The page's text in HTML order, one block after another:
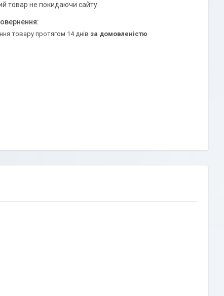
товар не покидаючи сайту.
товару протягом 14 днів за домовленістю